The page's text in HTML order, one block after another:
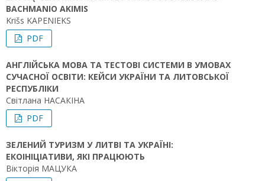
BACHMANIO AKIMIS
Krišs KAPENIEKS
PDF
АНГЛІЙСЬКА МОВА ТА ТЕСТОВІ СИСТЕМИ В УМОВАХ
СУЧАСНОЇ ОСВІТИ: КЕЙСИ УКРАЇНИ ТА ЛИТОВСЬКОЇ
РЕСПУБЛІКИ
Світлана НАСАКІНА
PDF
ЗЕЛЕНИЙ ТУРИЗМ У ЛИТВІ ТА УКРАЇНІ:
ЕКОІНІЦІАТИВИ, ЯКІ ПРАЦЮЮТЬ
Вікторія МАЦУКА